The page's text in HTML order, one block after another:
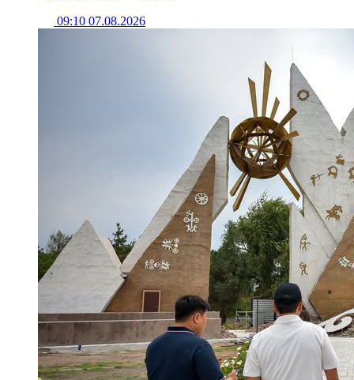
09:10 07.08.2026